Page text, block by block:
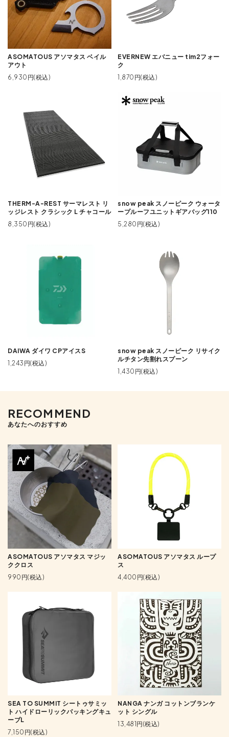
ASOMATOUS アソマタス ベイル
アウト
6,930円(税込)
EVERNEW エバニュー tim2フォー
ク
1,870円(税込)
THERM-A-REST サーマレスト リ
ッジレスト クラシック L チャコール
8,350円(税込)
snow peak スノーピーク ウォータ
ープルーフユニットギアバッグ110
5,280円(税込)
DAIWA ダイワ CPアイスS
1,243円(税込)
snow peak スノーピーク リサイク
ルチタン先割れスプーン
1,430円(税込)
RECOMMEND
あなたへのおすすめ
ASOMATOUS アソマタス マジッ
ククロス
990円(税込)
ASOMATOUS アソマタス ループ
ス
4,400円(税込)
SEA TO SUMMIT シートゥサミッ
ト ハイドローリックパッキングキュ
ーブL
7,150円(税込)
NANGA ナンガ コットンブランケ
ット シングル
13,481円(税込)